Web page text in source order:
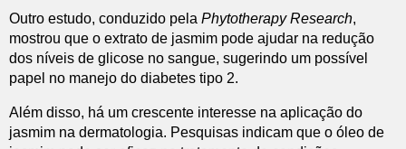
Outro estudo, conduzido pela Phytotherapy Research,
mostrou que o extrato de jasmim pode ajudar na redução
dos níveis de glicose no sangue, sugerindo um possível
papel no manejo do diabetes tipo 2.
Além disso, há um crescente interesse na aplicação do
jasmim na dermatologia. Pesquisas indicam que o óleo de